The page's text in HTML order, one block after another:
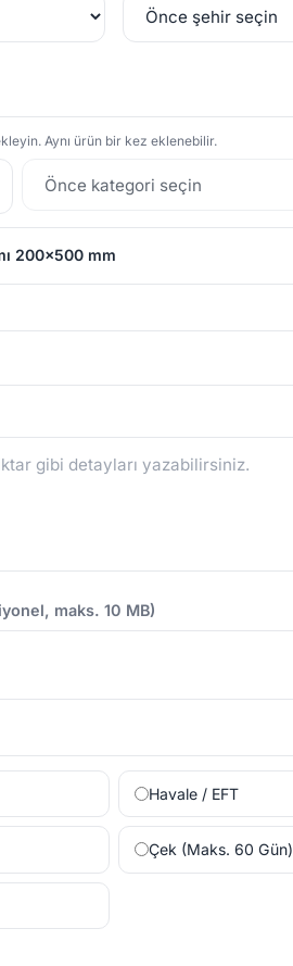
Aynı ürün bir kez eklenebilir.
200x500 mm
maks. 10 MB)
Havale / EFT
Çek (Maks. 60 Gün)